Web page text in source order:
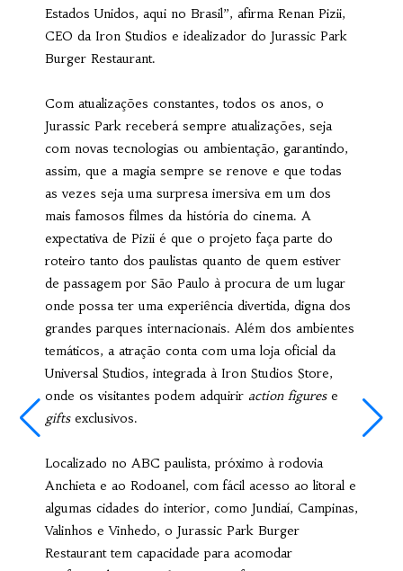
Estados Unidos, aqui no Brasil”, afirma Renan Pizii,
CEO da Iron Studios e idealizador do Jurassic Park
Burger Restaurant.
Com atualizações constantes, todos os anos, o
Jurassic Park receberá sempre atualizações, seja
com novas tecnologias ou ambientação, garantindo,
assim, que a magia sempre se renove e que todas
as vezes seja uma surpresa imersiva em um dos
mais famosos filmes da história do cinema. A
expectativa de Pizii é que o projeto faça parte do
roteiro tanto dos paulistas quanto de quem estiver
de passagem por São Paulo à procura de um lugar
onde possa ter uma experiência divertida, digna dos
grandes parques internacionais. Além dos ambientes
temáticos, a atração conta com uma loja oficial da
Universal Studios, integrada à Iron Studios Store,
onde os visitantes podem adquirir action figurese
giftsexclusivos.
Localizado no ABC paulista, próximo à rodovia
Anchieta e ao Rodoanel, com fácil acesso ao litoral e
algumas cidades do interior, como Jundiaí, Campinas,
Valinhos e Vinhedo, o Jurassic Park Burger
Restaurant tem capacidade para acomodar